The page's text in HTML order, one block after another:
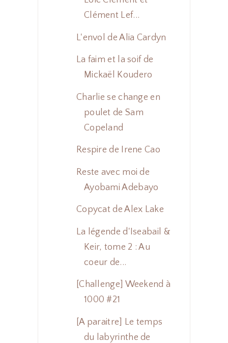
Clément Lef...
L'envol de Alia Cardyn
La faim et la soif de
Mickaël Koudero
Charlie se change en
poulet de Sam
Copeland
Respire de Irene Cao
Reste avec moi de
Ayobami Adebayo
Copycat de Alex Lake
La légende d'Iseabail &
Keir, tome 2 : Au
coeur de...
[Challenge] Weekend à
1000 #21
[A paraitre] Le temps
du labyrinthe de